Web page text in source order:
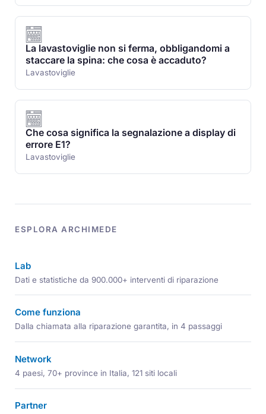
La lavastoviglie non si ferma, obbligandomi a
staccare la spina: che cosa è accaduto?
Lavastoviglie
Che cosa significa la segnalazione a display di
errore E1?
Lavastoviglie
ESPLORA ARCHIMEDE
Lab
Dati e statistiche da 900.000+ interventi di riparazione
Come funziona
Dalla chiamata alla riparazione garantita, in 4 passaggi
Network
4 paesi, 70+ province in Italia, 121 siti locali
Partner